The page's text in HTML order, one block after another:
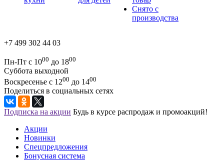
Снято с
производства
+7 499 302 44 03
Пн-Пт с 1000 до 1800
Суббота выходной
Воскресенье с 1200 до 1400
Поделиться в социальных сетях
Подписка на акции Будь в курсе распродаж и промоакций!
Акции
Новинки
Спецпредложения
Бонусная система